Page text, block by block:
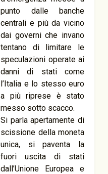
punto dalle banche
centrali e più da vicino
dai governi che invano
tentano di limitare le
speculazioni operate ai
danni di stati come
l’Italia e lo stesso euro
a più riprese è stato
messo sotto scacco.
Si parla apertamente di
scissione della moneta
unica, si paventa la
fuori uscita di stati
dall’Unione Europea e